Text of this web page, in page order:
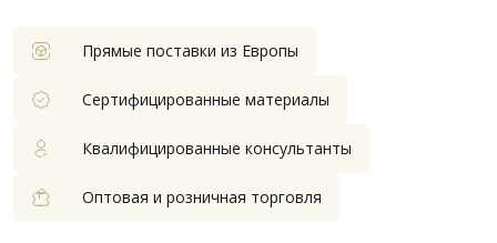
Прямые поставки из Европы
Сертифицированные материалы
Квалифицированные консультанты
Оптовая и розничная торговля